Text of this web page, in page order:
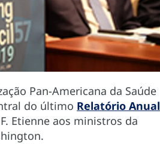
Pan-Americana da Saúde
do último Relatório Anual
Etienne aos ministros da